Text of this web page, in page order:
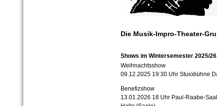
Die Musik-Impro-Theater-
Shows im Wintersemester 2025/26
Weihnachtsshow
09.12.2025 19:30 Uhr Stuiobühne
Benefizshow
13.01.2026 18 Uhr Paul-Raabe-